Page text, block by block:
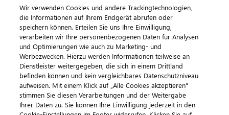
© 2026 DATEV eG
ImpressumDatenschutzAGB Kontakt
Cookie-Einstellungen
Wir verwenden Cookies und andere Trackingtechnologien,
die Informationen auf Ihrem Endgerät abrufen oder
speichern können. Erteilen Sie uns Ihre Einwilligung,
verarbeiten wir Ihre personenbezogenen Daten für Analysen
und Optimierungen wie auch zu Marketing- und
Werbezwecken. Hierzu werden Informationen teilweise an
Dienstleister weitergegeben, die sich in einem Drittland
befinden können und kein vergleichbares Datenschutzniveau
aufweisen. Mit einem Klick auf „Alle Cookies akzeptieren"
stimmen Sie diesen Verarbeitungen und der Weitergabe
Ihrer Daten zu. Sie können Ihre Einwilligung jederzeit in den